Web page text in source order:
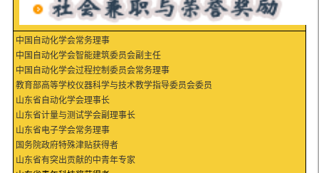
中国自动化学会常务理事
中国自动化学会智能建筑委员会副主任
中国自动化学会过程控制委员会常务理事
教育部高等学校仪器科学与技术教学指导委员会委员
山东省自动化学会理事长
山东省计量与测试学会副理事长
山东省电子学会常务理事
国务院政府特殊津贴获得者
山东省有突出贡献的中青年专家